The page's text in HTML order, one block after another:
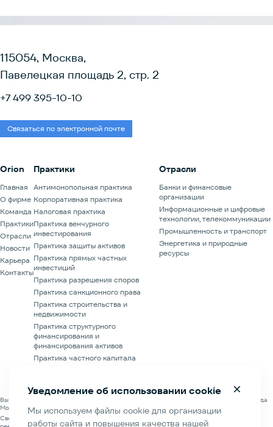
115054, Москва,
Павелецкая площадь 2, стр. 2
+7 499 395-10-10
Связаться по электронной почте
Orion
Главная
О фирме
Команда
Практики
Отрасли
Новости
Карьера
Контакты
Практики
Антимонопольная практика
Корпоративная практика
Налоговая практика
Практика венчурного
инвестирования
Практика защиты активов
Практика прямых частных
инвестиций
Практика разрешения споров
Практика санкционного права
Практика строительства и
недвижимости
Практика структурного
финансирования и
финансирования активов
Практика частного капитала
Отрасли
Банки и финансовые
организации
Информационные и цифровые
технологии, телекоммуникации
Промышленность и транспорт
Энергетика и природные
ресурсы
Вы находитесь на официальном сайте Адвокатского бюро «Партнерство Орион» города
Москвы.
Сведения об Адвокатском бюро «Партнерство Орион» города Москвы содержатся в
Уведомление об использовании cookie
Мы используем файлы cookie для организации
работы сайта и повышения качества нашей